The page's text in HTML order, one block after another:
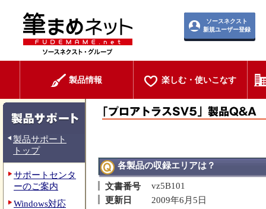
ソースネクスト
新規ユーザー登録
製品情報 楽しむ・使いこなす
製品サポート
トップ
サポートセンタ
ーのご案内
Windows対応
各製品の収録エリアは？
文書番号
vz5B101
更新日
2009年6月5日